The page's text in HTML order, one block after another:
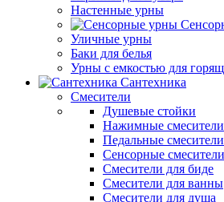
Настенные урны
Уличные урны
Баки для белья
Урны с емкостью для
Сантехника
Смесители
Душевые стойки
Нажимные смесители
Педальные смесители
Сенсорные смесители
Смесители для биде
Смесители для ванны
Смесители для душа